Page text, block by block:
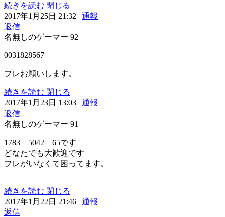
続きを読む 閉じる
2017年1月25日 21:32 | 通報
返信
名無しのゲーマー 92
0031828567
フレお願いします。
続きを読む 閉じる
2017年1月23日 13:03 | 通報
返信
名無しのゲーマー 91
1783 5042 65です
どなたでも大歓迎です
フレがいなくて困ってます。
続きを読む 閉じる
2017年1月22日 21:46 | 通報
返信